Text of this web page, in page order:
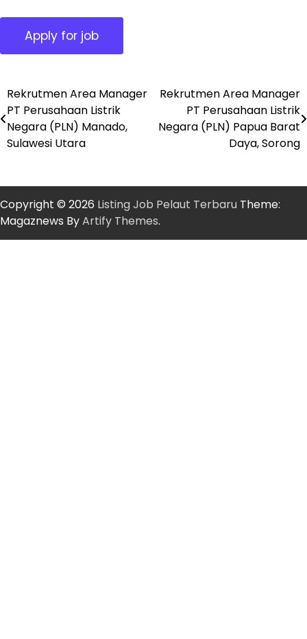
Post
navigation
Rekrutmen Area Manager
PT Perusahaan Listrik
Negara (PLN) Manado,
Sulawesi Utara
Rekrutmen Area Manager
PT Perusahaan Listrik
Negara (PLN) Papua Barat
Daya, Sorong
Copyright © 2026 Listing Job Pelaut Terbaru Theme:
Magaznews ByArtify Themes.